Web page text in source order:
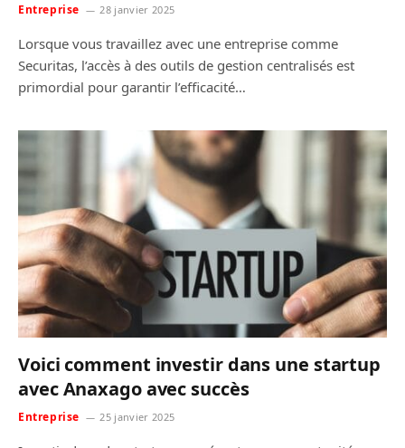
Entreprise 28 janvier 2025
Lorsque vous travaillez avec une entreprise comme
Securitas, l’accès à des outils de gestion centralisés est
primordial pour garantir l’efficacité…
Voici comment investir dans une startup
avec Anaxago avec succès
Entreprise 25 janvier 2025